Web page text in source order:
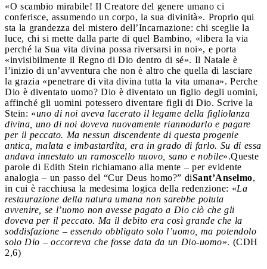
«O scambio mirabile! Il Creatore del genere umano ci
conferisce, assumendo un corpo, la sua divinità». Proprio qui
sta la grandezza del mistero dell’Incarnazione: chi sceglie la
luce, chi si mette dalla parte di quel Bambino, «libera la via
perché la Sua vita divina possa riversarsi in noi», e porta
«invisibilmente il Regno di Dio dentro di sé». Il Natale è
l’inizio di un’avventura che non è altro che quella di lasciare
la grazia «penetrare di vita divina tutta la vita umana». Perche
Dio è diventato uomo? Dio è diventato un figlio degli uomini,
affinché gli uomini potessero diventare figli di Dio. Scrive la
Stein: «uno di noi aveva lacerato il legame della figliolanza
divina, uno di noi doveva nuovamente riannodarlo e pagare
per il peccato. Ma nessun discendente di questa progenie
antica, malata e imbastardita, era in grado di farlo. Su di essa
andava innestato un ramoscello nuovo, sano e nobile».Queste
parole di Edith Stein richiamano alla mente – per evidente
analogia – un passo del “Cur Deus homo?” diSant’Anselmo,
in cui è racchiusa la medesima logica della redenzione: «La
restaurazione della natura umana non sarebbe potuta
avvenire, se l’uomo non avesse pagato a Dio ciò che gli
doveva per il peccato. Ma il debito era così grande che la
soddisfazione – essendo obbligato solo l’uomo, ma potendolo
solo Dio – occorreva che fosse data da un Dio-uomo». (CDH
2,6)